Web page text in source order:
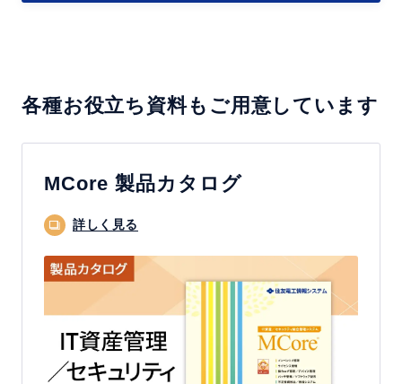
テ
ク
ニ
る
各種お役立ち資料もご用意しています
MCore 製品カタログ
詳しく見る